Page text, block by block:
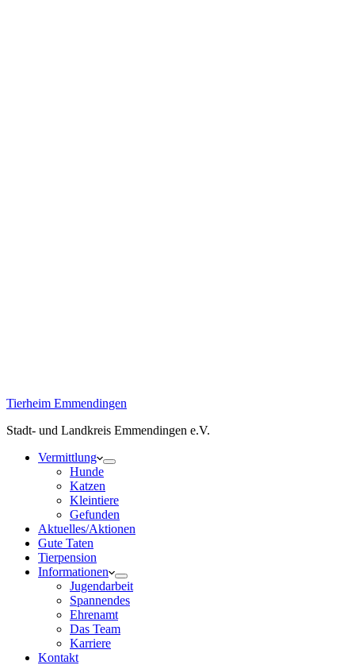
Tierheim Emmendingen
Stadt- und Landkreis Emmendingen e.V.
Vermittlung
Hunde
Katzen
Kleintiere
Gefunden
Aktuelles/Aktionen
Gute Taten
Tierpension
Informationen
Jugendarbeit
Spannendes
Ehrenamt
Das Team
Karriere
Kontakt